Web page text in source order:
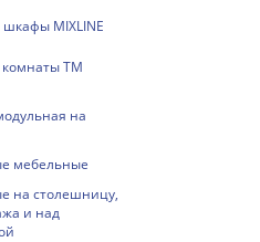
MIXLINE
ТМ
на
мебельные
на столешницу,
и над